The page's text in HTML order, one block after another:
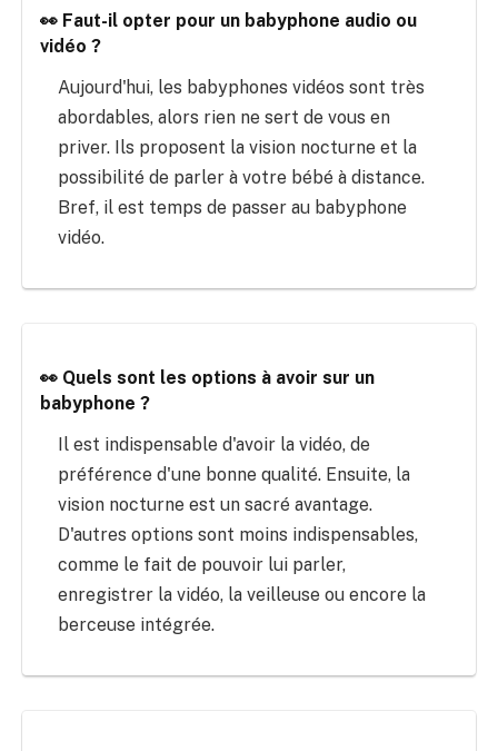
👀 Faut-il opter pour un babyphone audio ou
vidéo ?
Aujourd'hui, les babyphones vidéos sont très
abordables, alors rien ne sert de vous en
priver. Ils proposent la vision nocturne et la
possibilité de parler à votre bébé à distance.
Bref, il est temps de passer au babyphone
vidéo.
👀 Quels sont les options à avoir sur un
babyphone ?
Il est indispensable d'avoir la vidéo, de
préférence d'une bonne qualité. Ensuite, la
vision nocturne est un sacré avantage.
D'autres options sont moins indispensables,
comme le fait de pouvoir lui parler,
enregistrer la vidéo, la veilleuse ou encore la
berceuse intégrée.